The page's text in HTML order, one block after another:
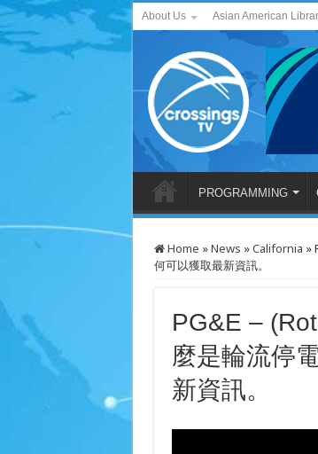
About Us Asian American
PROGRAMMING
Home »News »California »
何可以獲取最新資訊。
PG&E –
麼是輪流停
新資訊。